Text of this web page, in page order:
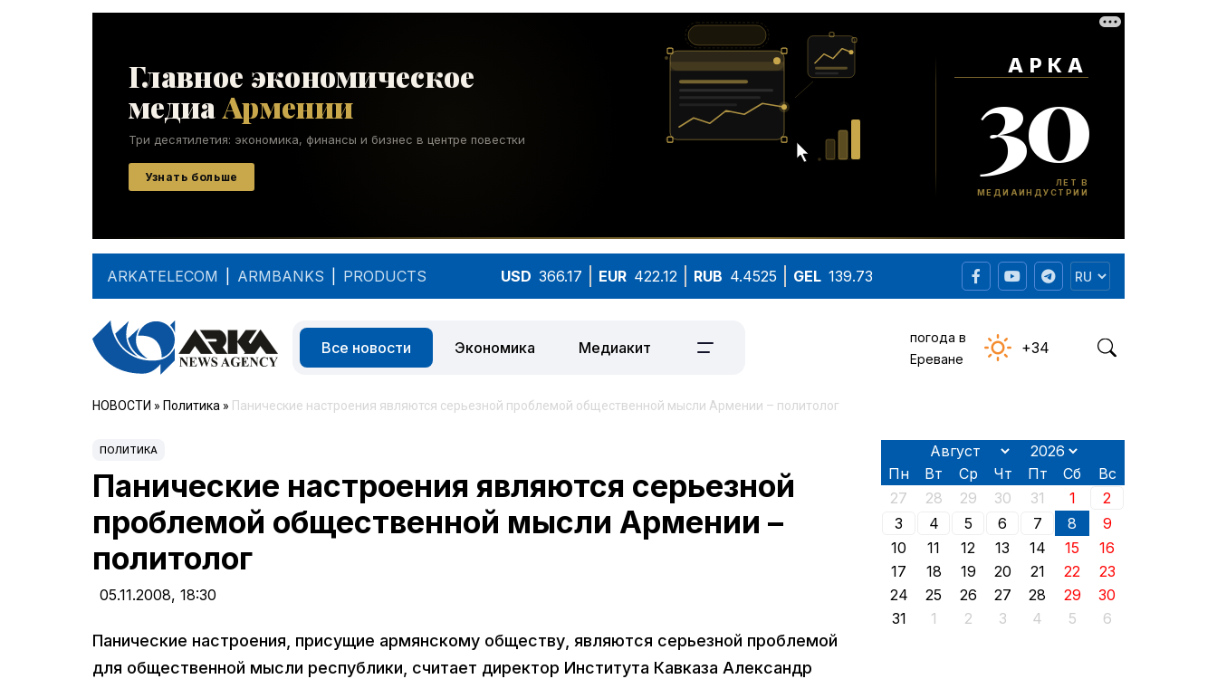
ARKATELECOM ARMBANKS PRODUCTS USD 366.17 EUR 422.12 RUB 4.4525 GEL 139.73
Все новости Экономика Медиакит
погода в
Ереване
+34
НОВОСТИ » Политика » Панические настроения являются серьезной проблемой общественной мысли Армении – политолог
ПОЛИТИКА
Панические настроения являются серьезной
проблемой общественной мысли Армении –
политолог
05.11.2008, 18:30
Панические настроения, присущие армянскому обществу, являются серьезной проблемой
для общественной мысли республики, считает директор Института Кавказа Александр
Пн Вт Ср Чт Пт Сб
Вс
27
28 29 30 31 1
2
3
4 5 6 7 8
9
10
11 12 13 14 15
16
17
18 19 20 21 22
23
24
25 26 27 28 29
30
31
1 2 3 4 5 6